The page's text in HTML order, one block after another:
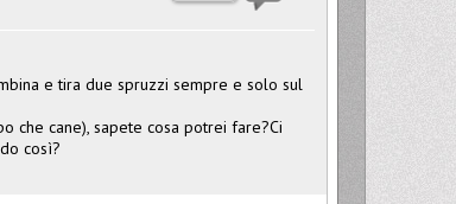
e tira due spruzzi sempre e solo sul
che cane), sapete cosa potrei fare?Ci
così?